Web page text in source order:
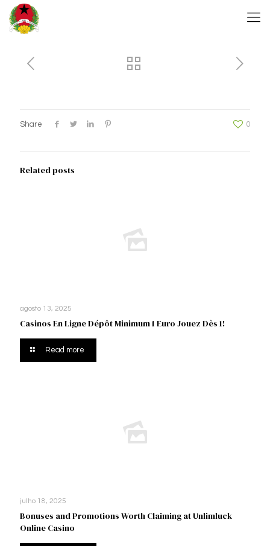
Share 0
Related posts
agosto 13, 2025
Casinos En Ligne Dépôt Minimum 1 Euro Jouez Dès 1!
Read more
julho 18, 2025
Bonuses and Promotions Worth Claiming at Unlimluck
Online Casino